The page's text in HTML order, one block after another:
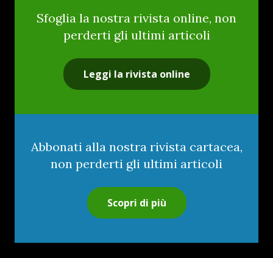
Sfoglia la nostra rivista online, non
perderti gli ultimi articoli
Leggi la rivista online
Abbonati alla nostra rivista cartacea,
non perderti gli ultimi articoli
Scopri di più